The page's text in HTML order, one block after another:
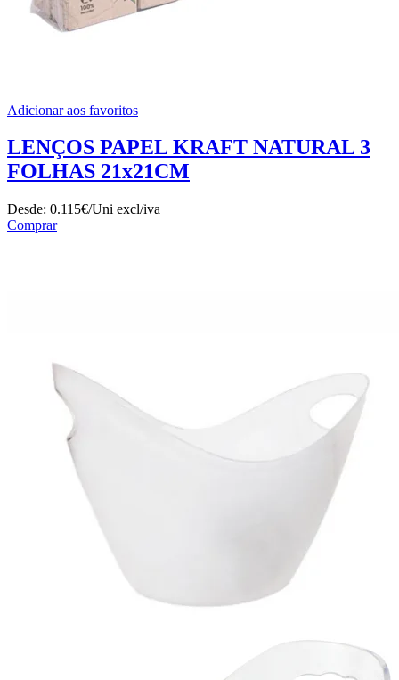
Adicionar aos favoritos
LENÇOS PAPEL KRAFT NATURAL 3
FOLHAS 21x21CM
Desde: 0.115€/Uni excl/iva
Comprar